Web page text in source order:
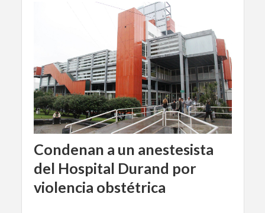
Condenan a un anestesista
del Hospital Durand por
violencia obstétrica